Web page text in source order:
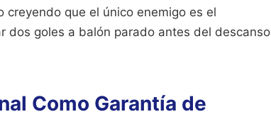
que el único enemigo es el
dos goles a balón parado antes del descanso
Como Garantía de